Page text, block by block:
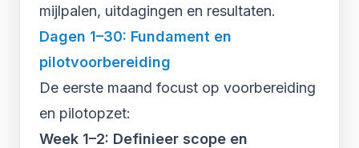
mijlpalen, uitdagingen en resultaten.
Dagen 1–30: Fundament en
pilotvoorbereiding
De eerste maand focust op voorbereiding
en pilotopzet:
Week 1–2: Definieer scope en